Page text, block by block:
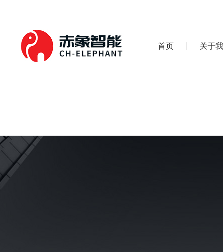
首页 关于